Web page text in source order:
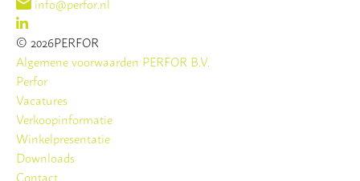
© 2026PERFOR
Algemene voorwaarden PERFOR B.V.
Perfor
Vacatures
Verkoopinformatie
Winkelpresentatie
Downloads
Contact